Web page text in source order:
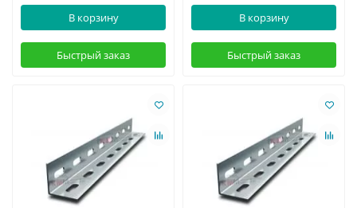
В корзину
Быстрый заказ
В корзину
Быстрый заказ